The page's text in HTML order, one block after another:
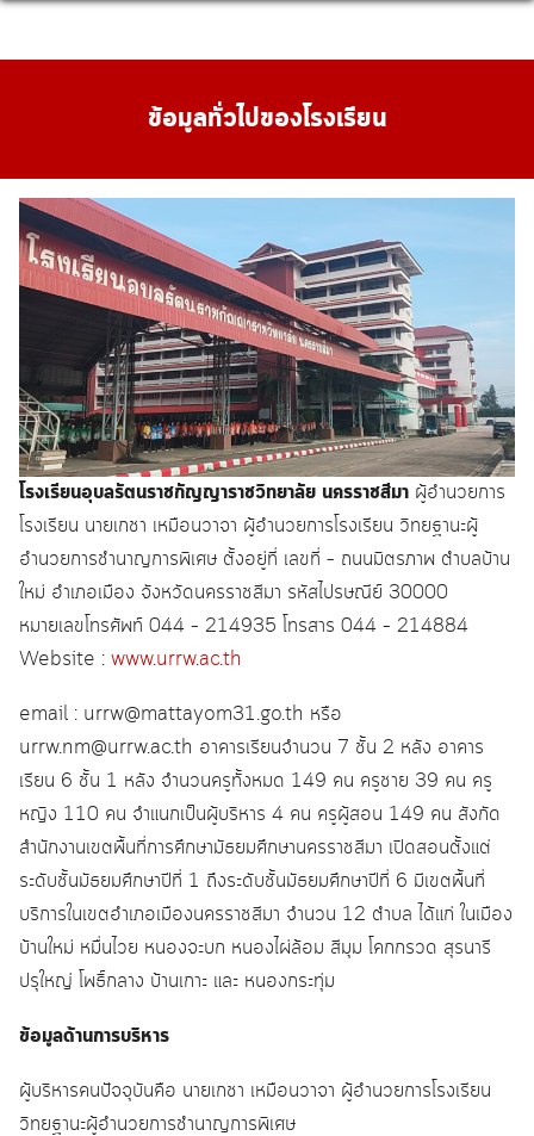
Skip
ข้อมูลทั่วไปของโรงเรียน
โรงเรียนอุบลรัตนราชกัญญาราชวิทยาลัย นครราชสีมา ผู้อำนวยการ
โรงเรียน นายเกชา เหมือนวาจา ผู้อำนวยการโรงเรียน วิทยฐานะผู้
อำนวยการชำนาญการพิเศษ ตั้งอยู่ที่ เลขที่ – ถนนมิตรภาพ ตำบลบ้าน
ใหม่ อำเภอเมือง จังหวัดนครราชสีมา รหัสไปรษณีย์ 30000
หมายเลขโทรศัพท์ 044 – 214935 โทรสาร 044 – 214884
Website : www.urrw.ac.th
email : urrw@mattayom31.go.th หรือ
urrw.nm@urrw.ac.th อาคารเรียนจำนวน 7 ชั้น 2 หลัง อาคาร
เรียน 6 ชั้น 1 หลัง จำนวนครูทั้งหมด 149 คน ครูชาย 39 คน ครู
หญิง 110 คน จำแนกเป็นผู้บริหาร 4 คน ครูผู้สอน 149 คน สังกัด
สำนักงานเขตพื้นที่การศึกษามัธยมศึกษานครราชสีมา เปิดสอนตั้งแต่
ระดับชั้นมัธยมศึกษาปีที่ 1 ถึงระดับชั้นมัธยมศึกษาปีที่ 6 มีเขตพื้นที่
บริการในเขตอำเภอเมืองนครราชสีมา จำนวน 12 ตำบล ได้แก่ ในเมือง
บ้านใหม่ หมื่นไวย หนองจะบก หนองไผ่ล้อม สีมุม โคกกรวด สุรนารี
ปรุใหญ่ โพธิ์กลาง บ้านเกาะ และ หนองกระทุ่ม
ข้อมูลด้านการบริหาร
ผู้บริหารคนปัจจุบันคือ นายเกชา เหมือนวาจา ผู้อำนวยการโรงเรียน
วิทยฐานะผู้อำนวยการชำนาญการพิเศษ